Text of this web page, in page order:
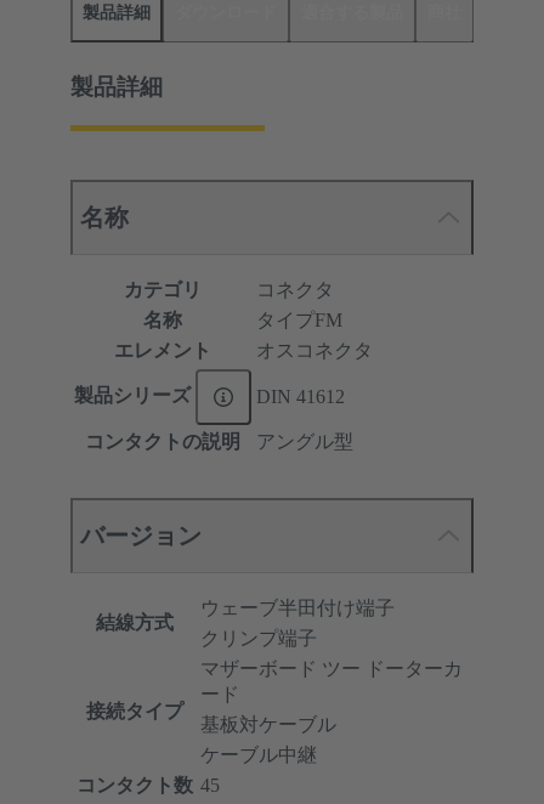
製品詳細
製品詳細
名称
カテゴリ
コネクタ
名称
タイプFM
エレメント
オスコネクタ
製品シリーズ DIN 41612
コンタクトの説明 アングル型
バージョン
結線方式
ウェーブ半田付け端子
クリンプ端子
接続タイプ
マザーボード ツー ドーターカ
ード
基板対ケーブル
ケーブル中継
コンタクト数 45